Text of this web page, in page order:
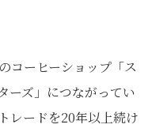
コーヒーショップ「ス
ーズ」につながってい
レードを20年以上続け